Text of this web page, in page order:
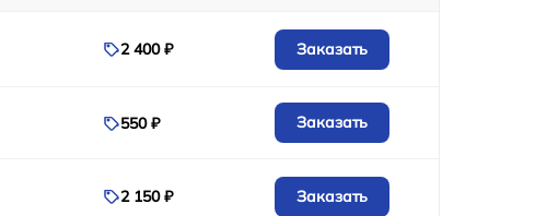
2 400 ₽ Заказать
550 ₽ Заказать
2 150 ₽ Заказать